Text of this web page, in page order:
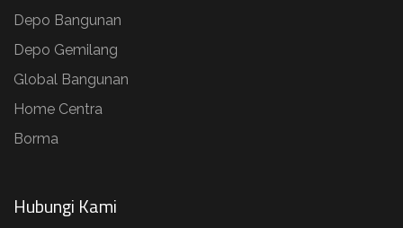
Depo Bangunan
Depo Gemilang
Global Bangunan
Home Centra
Borma
Hubungi Kami​